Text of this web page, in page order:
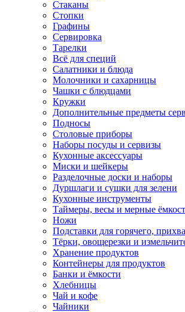
Стаканы
Стопки
Графины
Сервировка
Тарелки
Всё для специй
Салатники и блюда
Молочники и сахарницы
Чашки с блюдцами
Кружки
Дополнительные предметы
Подносы
Столовые приборы
Наборы посуды и сервизы
Кухонные аксессуары
Миски и шейкеры
Разделочные доски и наборы
Дуршлаги и сушки для зелени
Кухонные инструменты
Таймеры, весы и мерные
Ножи
Подставки для горячего,
Тёрки, овощерезки и
Хранение продуктов
Контейнеры для продуктов
Банки и ёмкости
Хлебницы
Чай и кофе
Чайники